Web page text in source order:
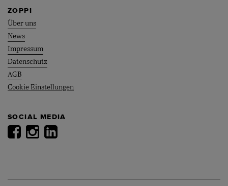
ZOPPI
Über uns
News
Impressum
Datenschutz
AGB
Cookie Einstellungen
SOCIAL MEDIA